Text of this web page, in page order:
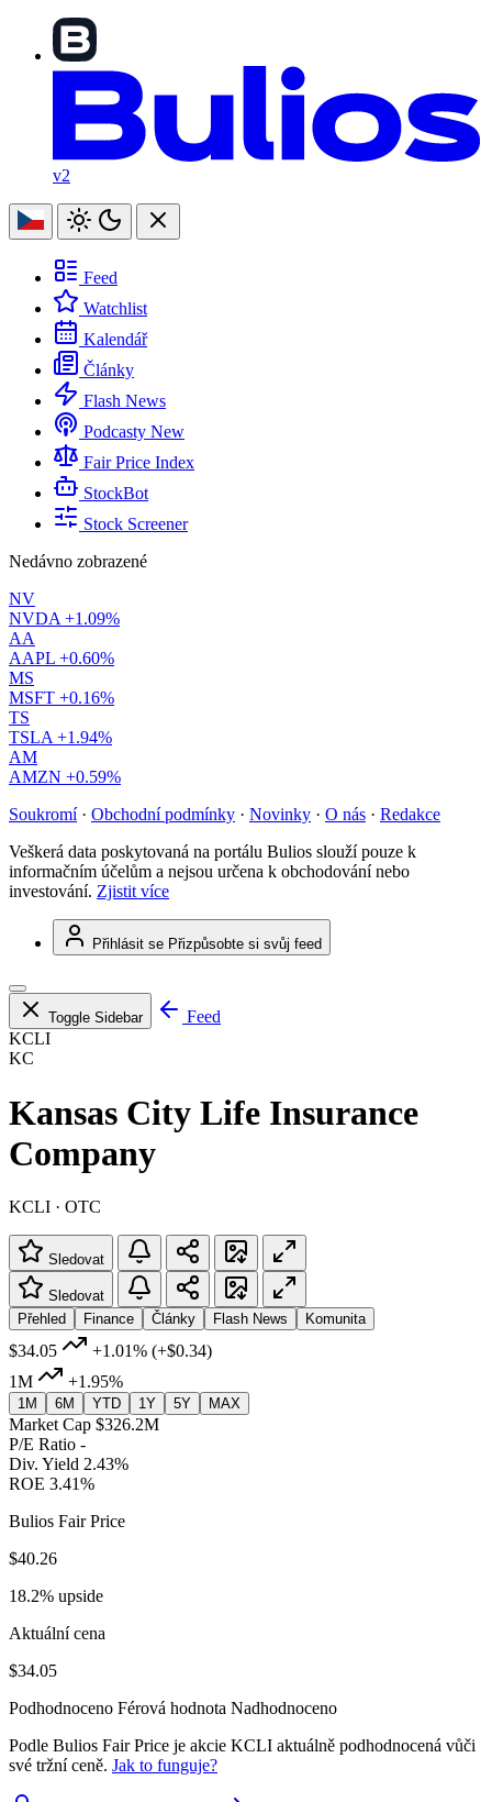
v2
Feed
Watchlist
Kalendář
Články
Flash News
Podcasty New
Fair Price Index
StockBot
Stock Screener
Nedávno zobrazené
NV
NVDA +1.09%
AA
AAPL +0.60%
MS
MSFT +0.16%
TS
TSLA +1.94%
AM
AMZN +0.59%
Soukromí · Obchodní podmínky · Novinky · O nás · Redakce
Veškerá data poskytovaná na portálu Bulios slouží pouze k
informačním účelům a nejsou určena k obchodování nebo
investování. Zjistit více
Přihlásit se Přizpůsobte si svůj feed
Toggle Sidebar
Feed
KCLI
KC
Kansas City Life Insurance
Company
KCLI · OTC
Sledovat
Sledovat
Přehled
Finance Články Flash News Komunita
$34.05 +1.01% (+$0.34)
1M
+1.95%
1M 6M YTD 1Y 5Y MAX
Market Cap $326.2M
P/E Ratio -
Div. Yield 2.43%
ROE 3.41%
Bulios Fair Price
$40.26
18.2% upside
Aktuální cena
$34.05
Podhodnoceno Férová hodnota Nadhodnoceno
Podle Bulios Fair Price je akcie KCLI aktuálně podhodnocená vůči
své tržní ceně. Jak to funguje?